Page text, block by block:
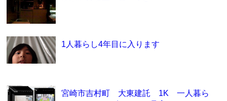
1人暮らし4年目に入ります
宮崎市吉村町 大東建託 1K 一人暮ら